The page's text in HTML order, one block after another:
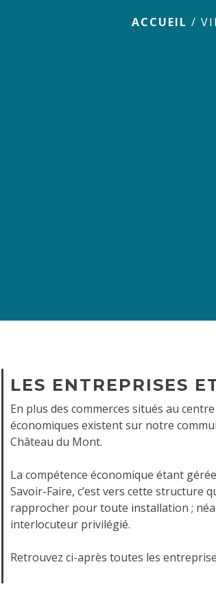
ACCUEIL /
LES ENTREPRISES
En plus des commerces situés au
économiques existent sur notre
Château du Mont.
La compétence économique étant
Savoir-Faire, c’est vers cette structure
rapprocher pour toute installation ;
interlocuteur privilégié.
Retrouvez ci-après toutes les